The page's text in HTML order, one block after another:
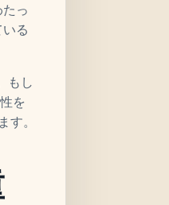
っ
る
もし
を
。